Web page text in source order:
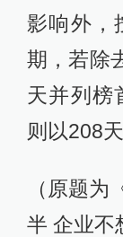
影响外，
期，若除
天并列榜
则以208天
（原题为
半 企业不